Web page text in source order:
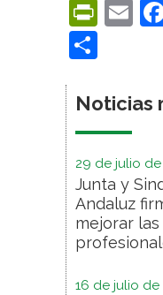
Noticias
29 de julio de
Junta y
Andaluz
mejorar
16 de julio de